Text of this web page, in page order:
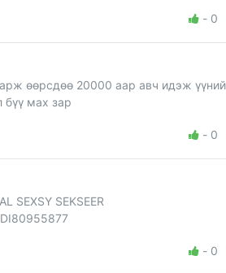
- 0
өөрсдөө 20000 аар авч идэж
бүү мах зар
- 0
SEXSY SEKSEER
- 0